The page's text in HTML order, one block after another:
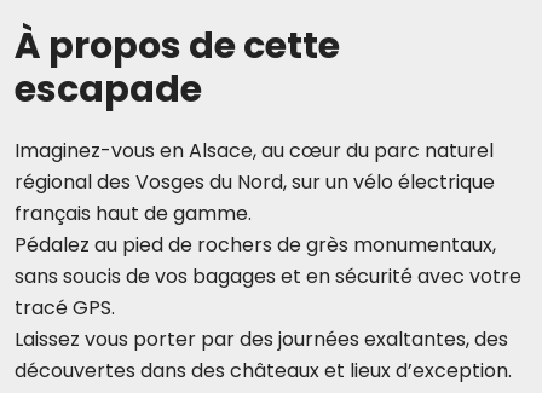
À propos de cette
escapade
Imaginez-vous en Alsace, au cœur du parc naturel
régional des Vosges du Nord, sur un vélo électrique
français haut de gamme.
Pédalez au pied de rochers de grès monumentaux,
sans soucis de vos bagages et en sécurité avec votre
tracé GPS.
Laissez vous porter par des journées exaltantes, des
découvertes dans des châteaux et lieux d’exception.